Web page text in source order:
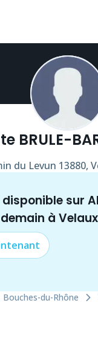
BRULE-
du Levun 13880,
disponible sur
à Velaux
Bouches-du-Rhône